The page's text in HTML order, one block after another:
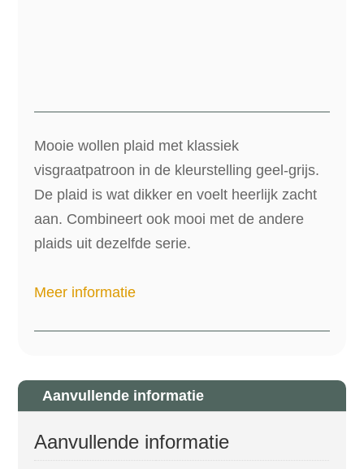
Mooie wollen plaid met klassiek
visgraatpatroon in de kleurstelling geel-grijs.
De plaid is wat dikker en voelt heerlijk zacht
aan. Combineert ook mooi met de andere
plaids uit dezelfde serie.
Meer informatie
Aanvullende informatie
Aanvullende informatie